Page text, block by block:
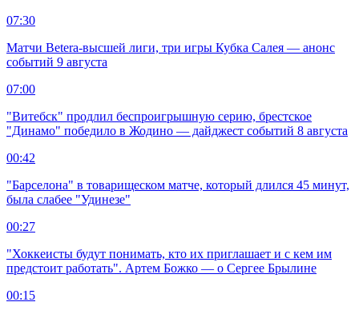
07:30
Матчи Beterа-высшей лиги, три игры Кубка Салея — анонс
событий 9 августа
07:00
"Витебск" продлил беспроигрышную серию, брестское
"Динамо" победило в Жодино — дайджест событий 8 августа
00:42
"Барселона" в товарищеском матче, который длился 45 минут,
была слабее "Удинезе"
00:27
"Хоккеисты будут понимать, кто их приглашает и с кем им
предстоит работать". Артем Божко — о Сергее Брылине
00:15